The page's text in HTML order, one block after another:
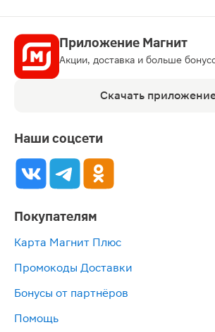
Приложение Магнит
Акции, доставка и больше
Скачать
Наши соцсети
Покупателям
Карта Магнит Плюс
Промокоды Доставки
Бонусы от партнёров
Помощь